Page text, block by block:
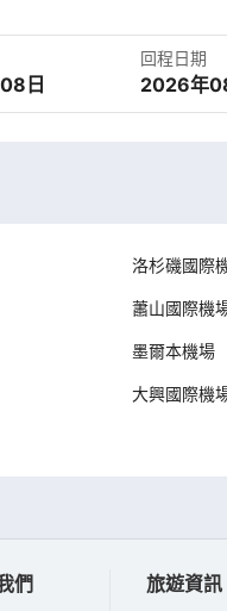
日
回程日期
2026年
洛杉磯國際
蕭山國際機
墨爾本機場
大興國際機
們 旅遊資訊